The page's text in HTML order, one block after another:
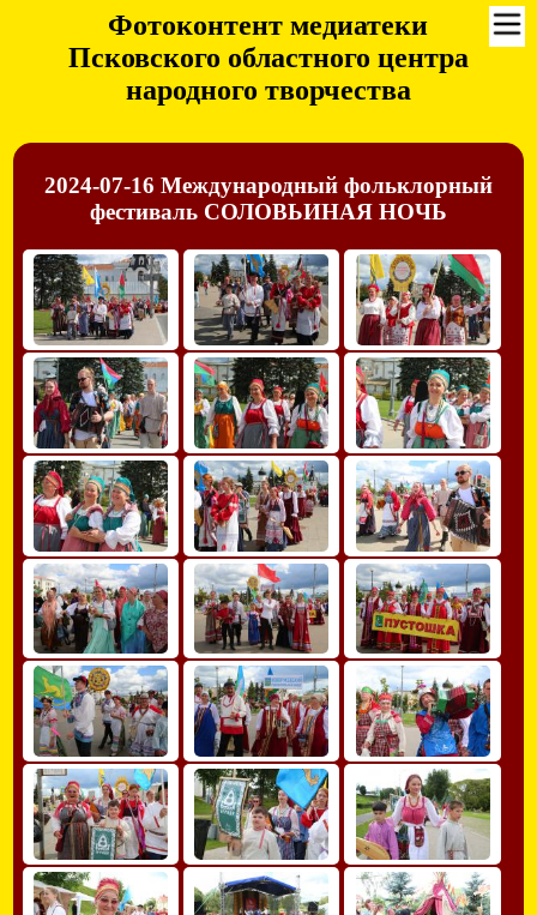
Фотоконтент медиатеки
Псковского областного центра
народного творчества
2024-07-16 Международный фольклорный
фестиваль СОЛОВЬИНАЯ НОЧЬ